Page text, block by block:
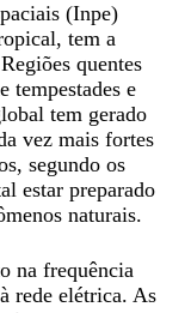
(Inpe)
tem a
quentes
tempestades e
tem gerado
vez mais fortes
segundo os
estar preparado
naturais.
na frequência
rede elétrica. As